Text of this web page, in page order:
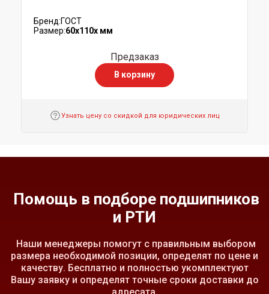
Бренд:ГОСТ
Размер:60x110x мм
Предзаказ
В корзину
Узнать цену со скидкой для юридических лиц
Помощь в подборе подшипников
и РТИ
Наши менеджеры помогут с правильным выбором
размера необходимой позиции, определят по цене и
качеству. Бесплатно и полностью укомплектуют
Вашу заявку и определят точные сроки доставки до